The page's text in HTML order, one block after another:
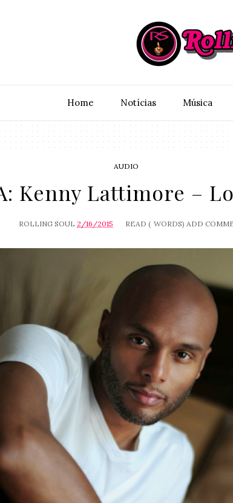
Home Notí­cias Música
AUDIO
Kenny Lattimore –
ROLLING SOUL 2/16/2015 READ ( WORDS) ADD